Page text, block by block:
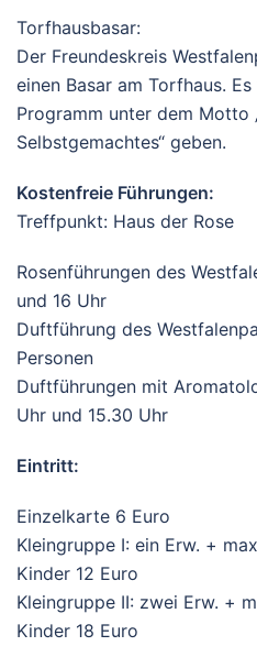
Torfhausbasar:
Der Freundeskreis
einen Basar am Torfhaus.
Programm unter dem Motto
Selbstgemachtes“ geben.
Kostenfreie Führungen:
Treffpunkt: Haus der Rose
Rosenführungen des
und 16 Uhr
Duftführung des
Personen
Duftführungen mit
Uhr und 15.30 Uhr
Eintritt:
Einzelkarte 6 Euro
Kleingruppe I: ein Erw. +
Kinder 12 Euro
Kleingruppe II: zwei Erw. +
Kinder 18 Euro